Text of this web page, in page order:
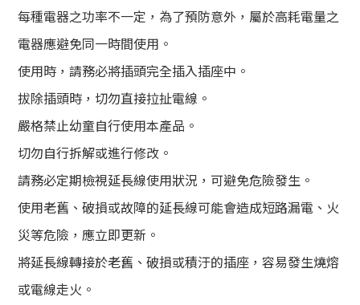
每種電器之功率不一定，為了預防意外，屬於高耗電量之
電器應避免同一時間使用。
使用時，請務必將插頭完全插入插座中。
拔除插頭時，切勿直接拉扯電線。
嚴格禁止幼童自行使用本產品。
切勿自行拆解或進行修改。
請務必定期檢視延長線使用狀況，可避免危險發生。
使用老舊、破損或故障的延長線可能會造成短路漏電、火
災等危險，應立即更新。
將延長線轉接於老舊、破損或積汙的插座，容易發生燒熔
或電線走火。